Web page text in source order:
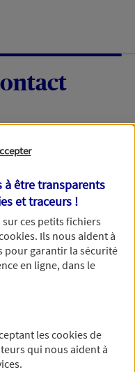
dans les
téléphone.
vous concernant. Pour
à être transparents
et traceurs !
ces petits fichiers
. Ils nous aident à
pour garantir la sécurité
en ligne, dans le
lescookiesde
qui nous aident à